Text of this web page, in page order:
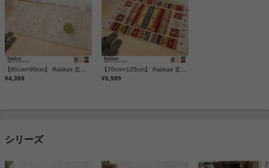
¥4,389
【70cm×125cm】 Rakkas 玄関マット
¥6,589
シリーズ